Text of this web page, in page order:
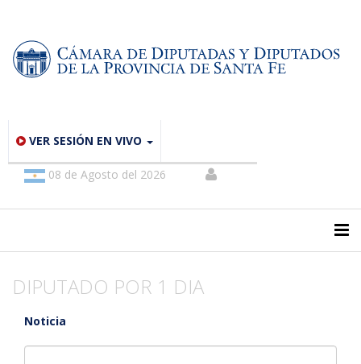
VER SESIÓN EN VIVO
08 de Agosto del 2026
DIPUTADO POR 1 DIA
Noticia